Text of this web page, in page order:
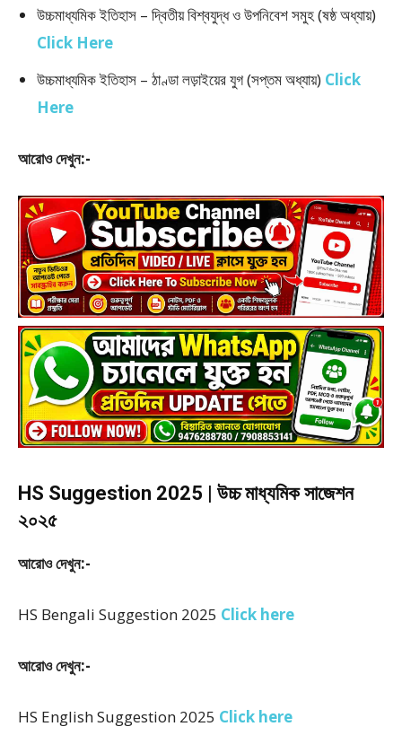
উচ্চমাধ্যমিক ইতিহাস – দ্বিতীয় বিশ্বযুদ্ধ ও উপনিবেশ সমুহ (ষষ্ঠ অধ্যায়)
Click Here
উচ্চমাধ্যমিক ইতিহাস – ঠাণ্ডা লড়াইয়ের যুগ (সপ্তম অধ্যায়) Click
Here
আরোও দেখুন:-
HS Suggestion 2025 | উচ্চ মাধ্যমিক সাজেশন
২০২৫
আরোও দেখুন:-
HS Bengali Suggestion 2025 Click here
আরোও দেখুন:-
HS English Suggestion 2025 Click here